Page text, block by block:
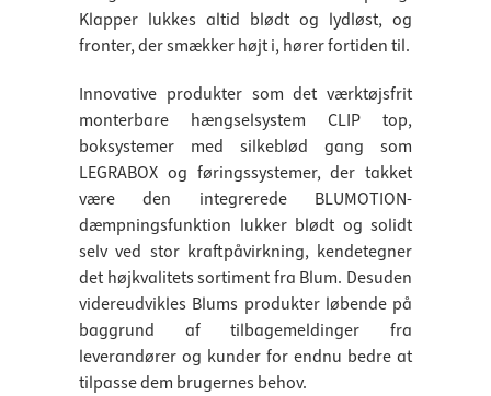
Klapper lukkes altid blødt og lydløst, og
fronter, der smækker højt i, hører fortiden til.
Innovative produkter som det værktøjsfrit
monterbare hængselsystem CLIP top,
boksystemer med silkeblød gang som
LEGRABOX og føringssystemer, der takket
være den integrerede BLUMOTION-
dæmpningsfunktion lukker blødt og solidt
selv ved stor kraftpåvirkning, kendetegner
det højkvalitets sortiment fra Blum. Desuden
videreudvikles Blums produkter løbende på
baggrund af tilbagemeldinger fra
leverandører og kunder for endnu bedre at
tilpasse dem brugernes behov.